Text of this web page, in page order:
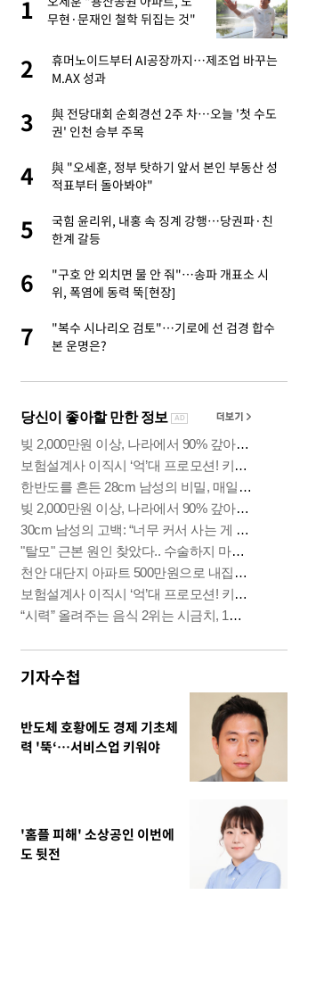
1
무현·문재인 철학 뒤집는 것"
2
휴머노이드부터 AI공장까지…제조업 바꾸는
M.AX 성과
3
與 전당대회 순회경선 2주 차…오늘 '첫 수도
권' 인천 승부 주목
4
與 "오세훈, 정부 탓하기 앞서 본인 부동산 성
적표부터 돌아봐야"
5
국힘 윤리위, 내홍 속 징계 강행…당권파·친
한계 갈등
6
"구호 안 외치면 물 안 줘"…송파 개표소 시
위, 폭염에 동력 뚝[현장]
7
"복수 시나리오 검토"…기로에 선 검경 합수
본 운명은?
기자수첩
반도체 호황에도 경제 기초체
력 '뚝‘…서비스업 키워야
'홈플 피해' 소상공인 이번에
도 뒷전